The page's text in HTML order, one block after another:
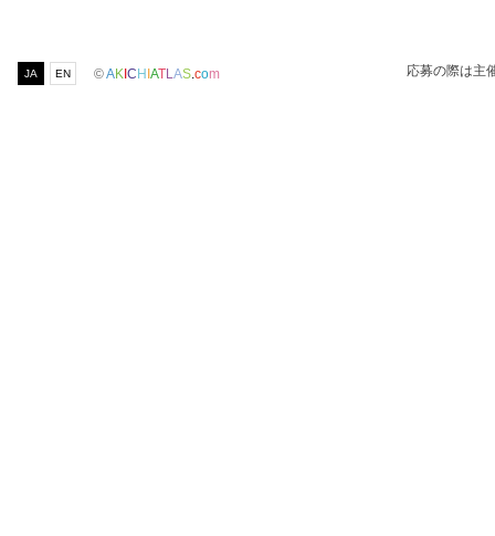
JA EN ©AKICHIATL AS com 応募の際は主